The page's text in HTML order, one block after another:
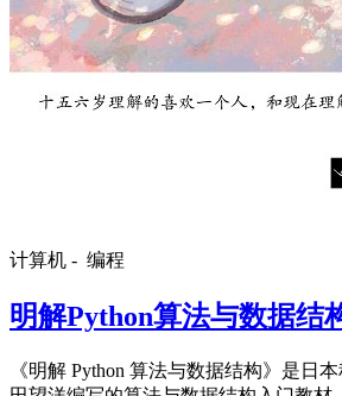
计算机 - 编程
明解Python算法与数据结
《明解 Python 算法与数据结构》是日